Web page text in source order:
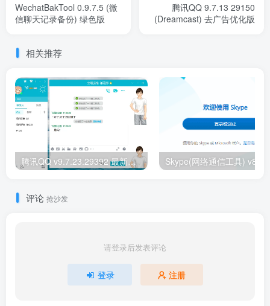
WechatBakTool 0.9.7.5 (微
信聊天记录备份) 绿色版
腾讯QQ 9.7.13 29150
(Dreamcast) 去广告优化版
相关推荐
腾讯QQ v9.7.23.29392 最新版腾讯QQ无广告绿色精简版
评论 抢沙发
请登录后发表评论
登录 注册